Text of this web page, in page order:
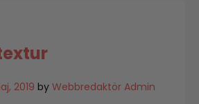
2019 by Webbredaktör Admin